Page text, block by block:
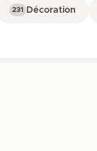
Décoration
231